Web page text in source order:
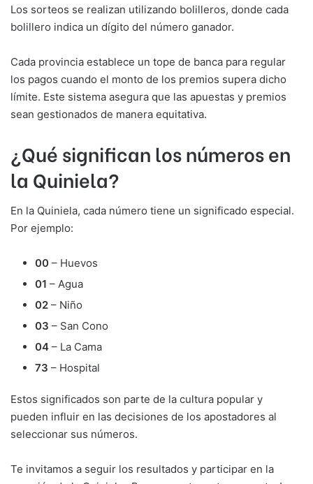
Los sorteos se realizan utilizando bolilleros, donde cada
bolillero indica un dígito del número ganador.
Cada provincia establece un tope de banca para regular
los pagos cuando el monto de los premios supera dicho
límite. Este sistema asegura que las apuestas y premios
sean gestionados de manera equitativa.
¿Qué significan los números en
la Quiniela?
En la Quiniela, cada número tiene un significado especial.
Por ejemplo:
00 – Huevos
01 – Agua
02 – Niño
03 – San Cono
04 – La Cama
73 – Hospital
Estos significados son parte de la cultura popular y
pueden influir en las decisiones de los apostadores al
seleccionar sus números.
Te invitamos a seguir los resultados y participar en la